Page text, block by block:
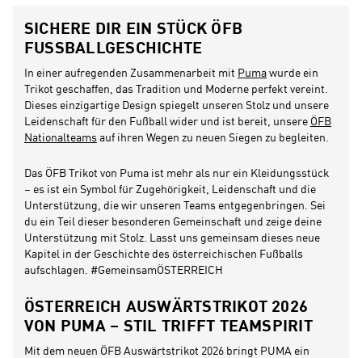
SICHERE DIR EIN STÜCK ÖFB
FUSSBALLGESCHICHTE
In einer aufregenden Zusammenarbeit mit Puma wurde ein
Trikot geschaffen, das Tradition und Moderne perfekt vereint.
Dieses einzigartige Design spiegelt unseren Stolz und unsere
Leidenschaft für den Fußball wider und ist bereit, unsere ÖFB
Nationalteams auf ihren Wegen zu neuen Siegen zu begleiten.
Das ÖFB Trikot von Puma ist mehr als nur ein Kleidungsstück
– es ist ein Symbol für Zugehörigkeit, Leidenschaft und die
Unterstützung, die wir unseren Teams entgegenbringen. Sei
du ein Teil dieser besonderen Gemeinschaft und zeige deine
Unterstützung mit Stolz. Lasst uns gemeinsam dieses neue
Kapitel in der Geschichte des österreichischen Fußballs
aufschlagen. #GemeinsamÖSTERREICH
ÖSTERREICH AUSWÄRTSTRIKOT 2026
VON PUMA – STIL TRIFFT TEAMSPIRIT
Mit dem neuen ÖFB Auswärtstrikot 2026 bringt PUMA ein